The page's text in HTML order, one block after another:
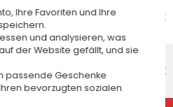
Lieferdatum
August 2026
5,95 €
nach Hause
Lieferdatum
August 2026
8,95 €
Ihre Favoriten und Ihre
und analysieren, was
der Website gefällt, und sie
passende Geschenke
bevorzugten sozialen